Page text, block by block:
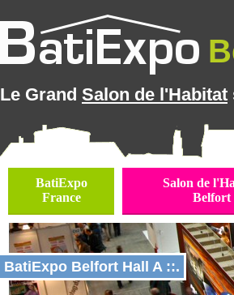
Le Grand Salon de l'Habitat
BatiExpo
France
Salon de
Belfort
BatiExpo Belfort Hall A ::.